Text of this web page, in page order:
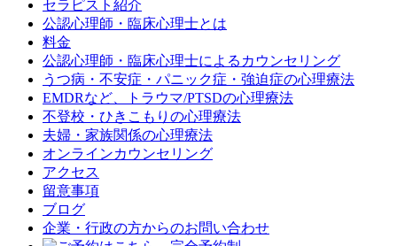
セラピスト紹介
公認心理師・臨床心理士とは
料金
公認心理師・臨床心理士によるカウンセリング
うつ病・不安症・パニック症・強迫症の心理療法
EMDRなど、トラウマ/PTSDの心理療法
不登校・ひきこもりの心理療法
夫婦・家族関係の心理療法
オンラインカウンセリング
アクセス
留意事項
ブログ
企業・行政の方からのお問い合わせ